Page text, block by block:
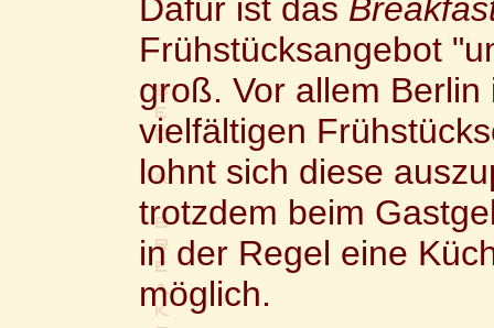
Dafür ist das
Frühstücksangebot
groß. Vor allem Berlin
vielfältigen
lohnt sich diese
trotzdem beim
in der Regel eine
möglich.